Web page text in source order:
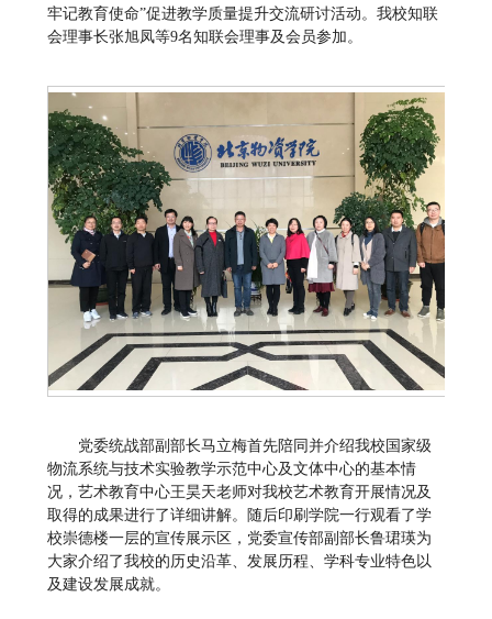
牢记教育使命”促进教学质量提升交流研讨活动。我校知联
会理事长张旭凤等9名知联会理事及会员参加。
党委统战部副部长马立梅首先陪同并介绍我校国家级
物流系统与技术实验教学示范中心及文体中心的基本情
况，艺术教育中心王昊天老师对我校艺术教育开展情况及
取得的成果进行了详细讲解。随后印刷学院一行观看了学
校崇德楼一层的宣传展示区，党委宣传部副部长鲁珺瑛为
大家介绍了我校的历史沿革、发展历程、学科专业特色以
及建设发展成就。